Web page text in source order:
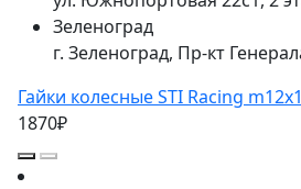
Зеленоград
г. Зеленоград, Пр-кт
Гайки колесные STI Racing
1870₽